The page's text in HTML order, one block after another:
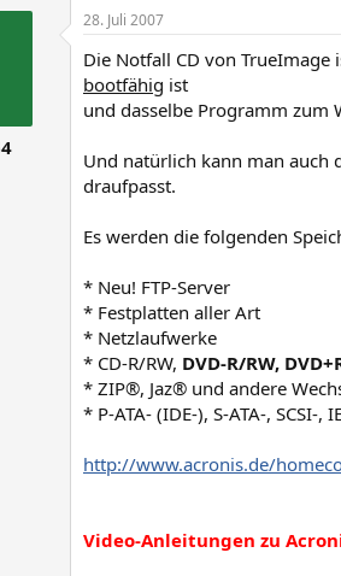
28. Juli 2007
Die Notfall CD von
bootfähig ist
und dasselbe Programm zum
Und natürlich kann man auch
draufpasst.
Es werden die folgenden
* Neu! FTP-Server
* Festplatten aller Art
* Netzlaufwerke
* CD-R/RW, DVD-R/RW,
* ZIP®, Jaz® und andere
* P-ATA- (IDE-), S-ATA-, SCSI-
http://www.acronis.de/
Video-Anleitungen zu